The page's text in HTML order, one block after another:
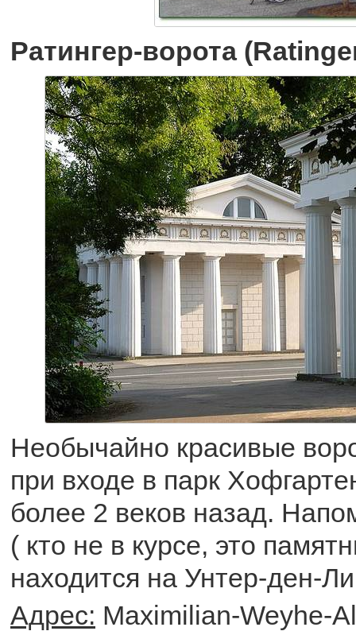
Ратингер-ворота
Необычайно красивые
при входе в парк
более 2 веков назад.
( кто не в курсе, это
находится на Унтер-ден-
Адрес: Maximilian-Weyhe-